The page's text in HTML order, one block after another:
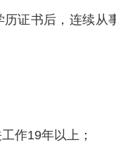
证书后，连续
作19年以上；